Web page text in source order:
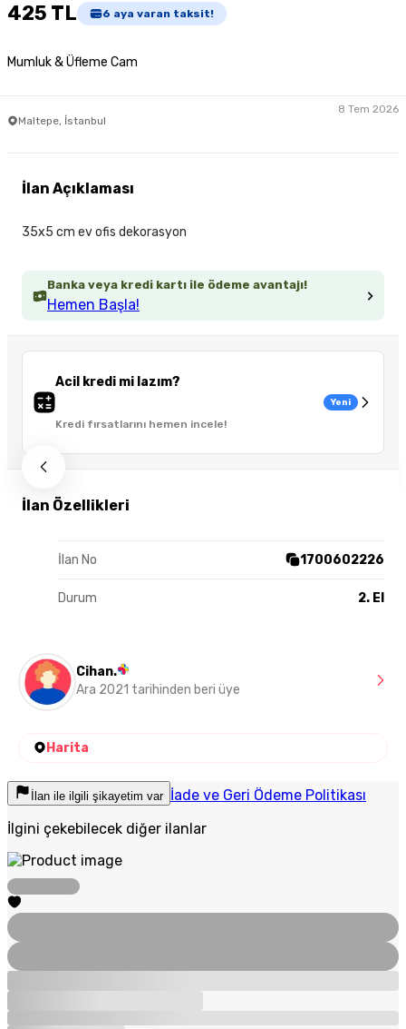
425 TL 6 aya varan taksit!
Mumluk & Üfleme Cam
Maltepe, İstanbul
8 Tem 2026
Banka veya kredi kartı ile ödeme avantajı!
Hemen Başla!
Acil kredi mi lazım?
Kredi fırsatlarını hemen incele!
Yeni
İlan Özellikleri
İlan No 1700602226
Durum 2. El
İlan Açıklaması
35x5 cm ev ofis dekorasyon
Cihan.
Ara 2021 tarihinden beri üye
Harita
İlan ile ilgili şikayetim var İade ve Geri Ödeme Politikası
İlgini çekebilecek diğer ilanlar